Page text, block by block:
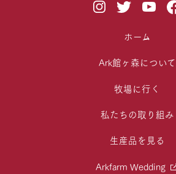
ホーム
Ark館ヶ森について
牧場に行く
私たちの取り組み
生産品を見る
Arkfarm Wedding